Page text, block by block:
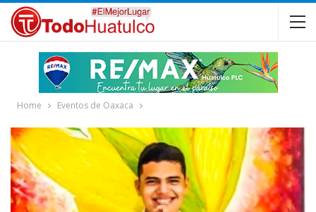
Home Eventos de Oaxaca